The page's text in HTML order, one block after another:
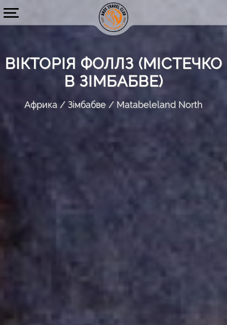
ВІКТОРІЯ ФОЛЛЗ (МІСТЕЧКО
В ЗІМБАБВЕ)
Африка Зімбабве Matabeleland North